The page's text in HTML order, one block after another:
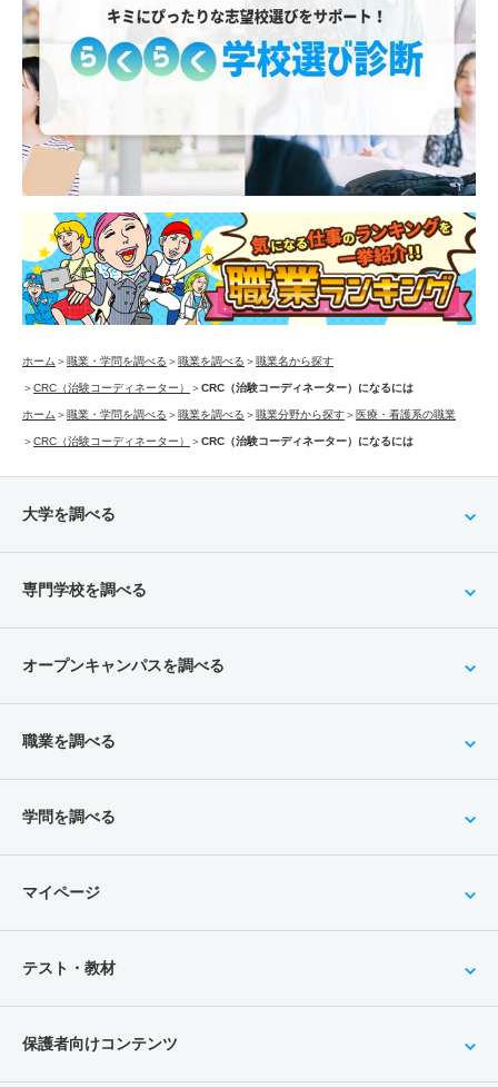
ホーム ＞職業・学問を調べる ＞職業を調べる ＞職業名から探す
＞CRC（治験コーディネーター） ＞CRC（治験コーディネーター）になるには
ホーム ＞職業・学問を調べる ＞職業を調べる ＞職業分野から探す＞ 医療・看護系の職業
＞CRC（治験コーディネーター） ＞CRC（治験コーディネーター）になるには
大学を調べる
専門学校を調べる
オープンキャンパスを調べる
職業を調べる
学問を調べる
マイページ
テスト・教材
保護者向けコンテンツ